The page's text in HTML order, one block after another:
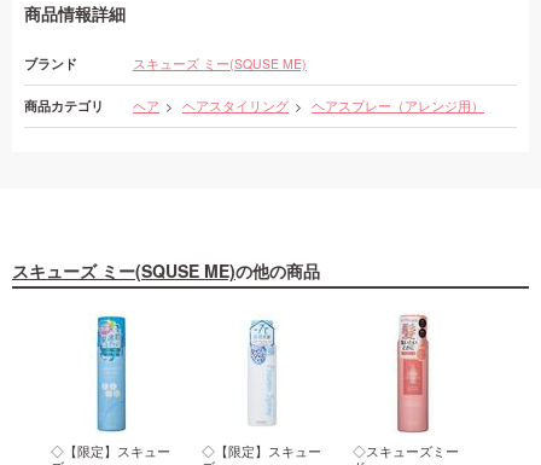
商品情報詳細
ブランド スキューズ ミー(SQUSE ME)
商品カテゴリ ヘア ヘアスタイリング ヘアスプレー（アレンジ用）
スキューズ ミー(SQUSE ME)の他の商品
◇【限定】スキュー
◇【限定】スキュー
◇スキューズミー